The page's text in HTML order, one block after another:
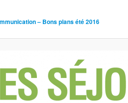
– Bons plans été 2016